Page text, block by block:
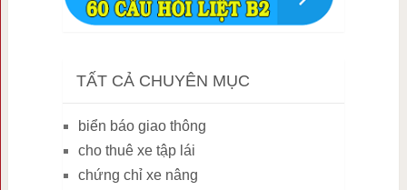
TẤT CẢ CHUYÊN MỤC
biển báo giao thông
cho thuê xe tập lái
chứng chỉ xe nâng